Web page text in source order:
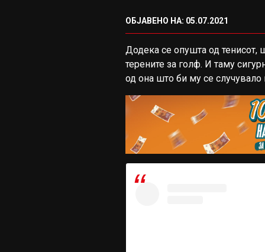
ОБЈАВЕНО НА: 05.07.2021
Додека се опушта од тенисот,
терените за голф. И таму
од она што би му се